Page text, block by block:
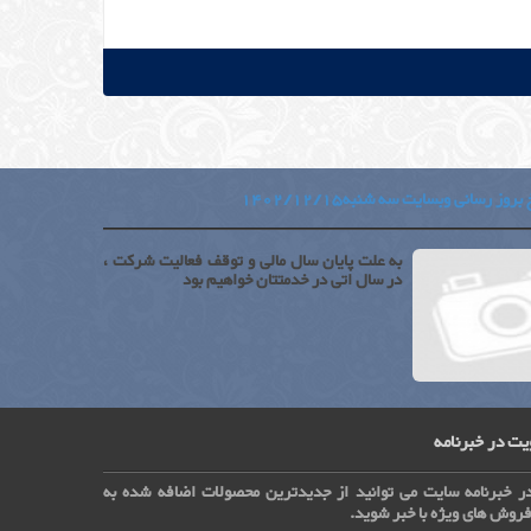
رسانی وبسایت سه شنبه1402/12/15
به علت پایان سال مالی و توقف فعالیت شرکت ،
در سال اتی در خدمتتان خواهیم بود
در خبرنامه
خبرنامه سایت می توانید از جدیدترین محصولات اضافه شده به
های ویژه با خبر شوید.